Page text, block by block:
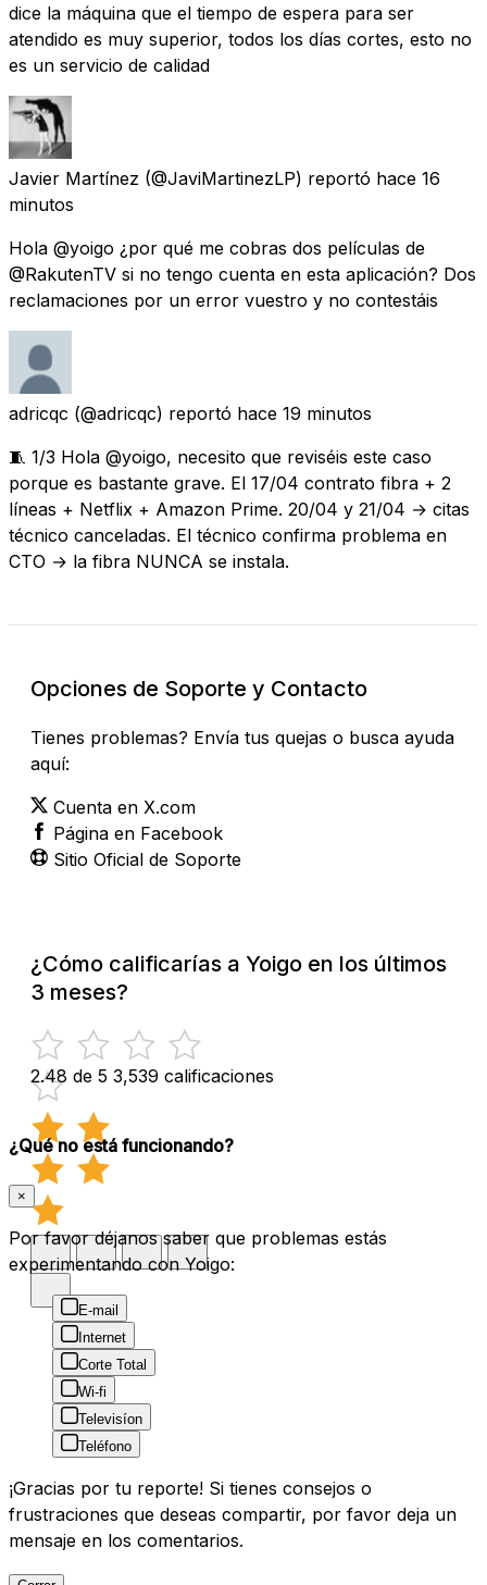
dice la máquina que el tiempo de espera para ser
atendido es muy superior, todos los días cortes, esto no
es un servicio de calidad
Javier Martínez (@JaviMartinezLP) reportó hace 16
minutos
Hola @yoigo ¿por qué me cobras dos películas de
@RakutenTV si no tengo cuenta en esta aplicación? Dos
reclamaciones por un error vuestro y no contestáis
adricqc (@adricqc) reportó hace 19 minutos
🧵 1/3 Hola @yoigo, necesito que reviséis este caso
porque es bastante grave. El 17/04 contrato fibra + 2
líneas + Netflix + Amazon Prime. 20/04 y 21/04 → citas
técnico canceladas. El técnico confirma problema en
CTO → la fibra NUNCA se instala.
Opciones de Soporte y Contacto
Tienes problemas? Envía tus quejas o busca ayuda
aquí:
Cuenta en X.com
Página en Facebook
Sitio Oficial de Soporte
¿Cómo calificarías a Yoigo en los últimos
3 meses?
2.48 de 5 3,539 calificaciones
¿Qué no está funcionando?
×
Por favor déjanos saber que problemas estás
experimentando con Yoigo:
E-mail
Internet
Corte Total
Wi-fi
Televisíon
Teléfono
¡Gracias por tu reporte! Si tienes consejos o
frustraciones que deseas compartir, por favor deja un
mensaje en los comentarios.